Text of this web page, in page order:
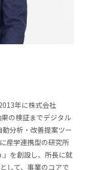
年に株式会社
の検証までデジタル
分析・改善提案ツー
産学連携型の研究所
を創設し、所長に就
して、事業のコアで